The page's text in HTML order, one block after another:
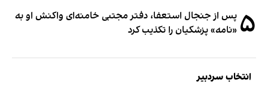
۵ پس از جنجال استعفا، دفتر مجتبی خامنه‌ای واکنش او به
«نامه» پزشکیان را تکذیب کرد
انتخاب سردبیر